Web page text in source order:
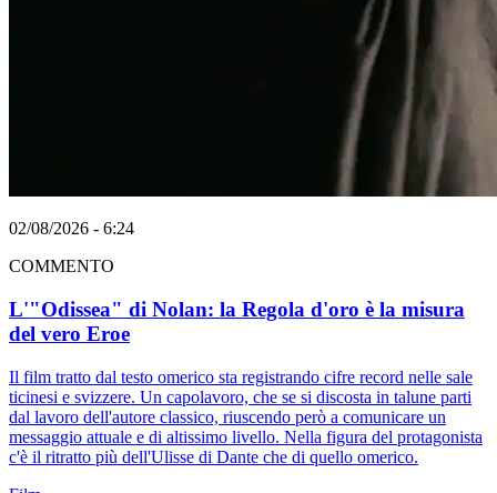
02/08/2026 - 6:24
COMMENTO
L'"Odissea" di Nolan: la Regola d'oro è la misura
del vero Eroe
Il film tratto dal testo omerico sta registrando cifre record nelle sale
ticinesi e svizzere. Un capolavoro, che se si discosta in talune parti
dal lavoro dell'autore classico, riuscendo però a comunicare un
messaggio attuale e di altissimo livello. Nella figura del protagonista
c'è il ritratto più dell'Ulisse di Dante che di quello omerico.